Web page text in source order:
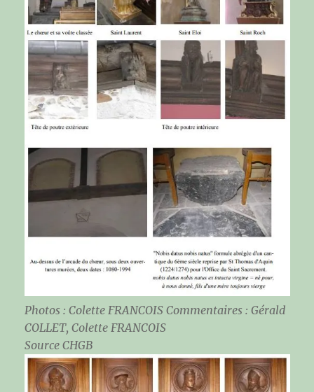
Photos : Colette FRANCOIS Commentaires : Gérald
COLLET, Colette FRANCOIS
Source CHGB